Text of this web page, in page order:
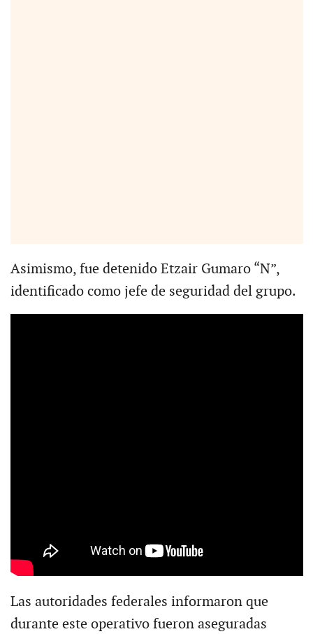
Asimismo, fue detenido Etzair Gumaro “N”,
identificado como jefe de seguridad del grupo.
Las autoridades federales informaron que
durante este operativo fueron aseguradas